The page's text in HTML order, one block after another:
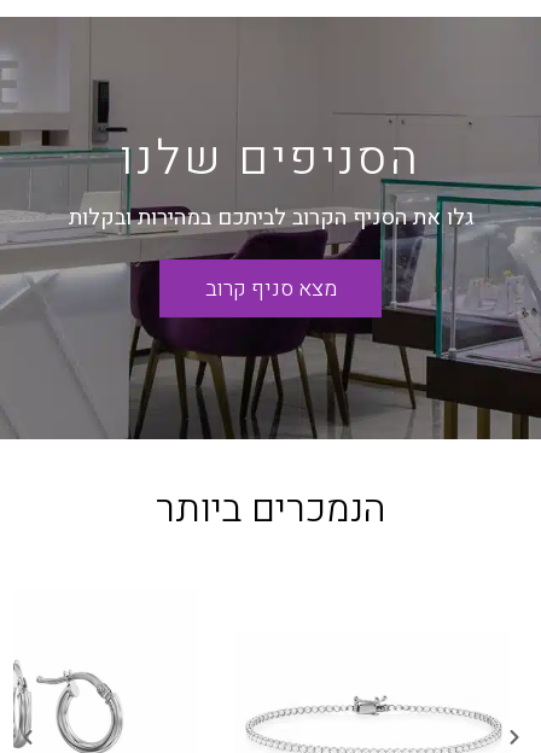
הסניפים שלנו
גלו את הסניף הקרוב לביתכם במהירות ובקלות
מצא סניף קרוב
הנמכרים ביותר